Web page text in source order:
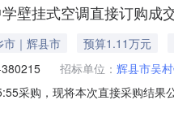
壁挂式空调直接订购成
市｜辉县市
预算1.11万元
招标单位： 辉县市吴
采购，现将本次直接采购结
规格数量单价（元）总金额（